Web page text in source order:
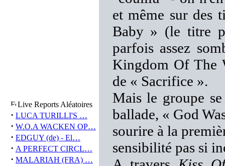
Live Reports Aléatoires
· LUCA TURILLI'S …
· W.O.A WACKEN OP…
· EDGUY (de) - El…
· A PERFECT CIRCL…
· MALARIAH (FRA) …
et même sur des
Baby » (le titre
parfois assez
Kingdom Of The
de « Sacrifice ».
Mais le groupe
ballade, « God
sourire à la
sensibilité pas si